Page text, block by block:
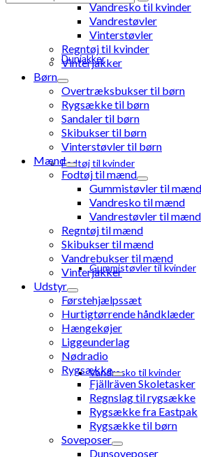
Dunjakker
Fodtøj til kvinder
Gummistøvler til kvinder
Vandresko til kvinder
Vandresko til kvinder
Vandrestøvler
Vinterstøvler
Regntøj til kvinder
Vinterjakker
Børn
Overtræksbukser til børn
Rygsække til børn
Sandaler til børn
Skibukser til børn
Vinterstøvler til børn
Mænd
Fodtøj til mænd
Gummistøvler til mænd
Vandresko til mænd
Vandrestøvler til mænd
Regntøj til mænd
Skibukser til mænd
Vandrebukser til mænd
Vinterjakker
Udstyr
Førstehjælpssæt
Hurtigtørrende håndklæder
Hængekøjer
Liggeunderlag
Nødradio
Rygsække
Fjällräven Skoletasker
Regnslag til rygsække
Rygsække fra Eastpak
Rygsække til børn
Soveposer
Dunsoveposer